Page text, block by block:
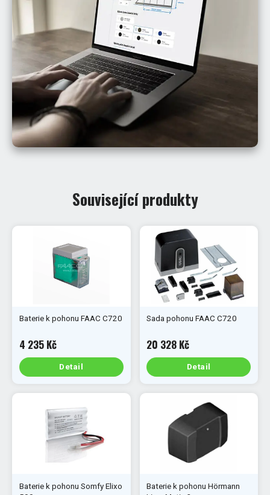
Související produkty
Baterie k pohonu FAAC C720
4 235 Kč
Detail
Sada pohonu FAAC C720
20 328 Kč
Detail
Baterie k pohonu Somfy Elixo
Baterie k pohonu Hörmann